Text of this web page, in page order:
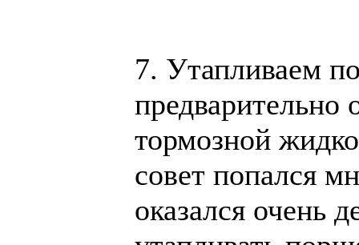
7. Утапливаем
предварительно
тормозной
совет попался
оказался очень